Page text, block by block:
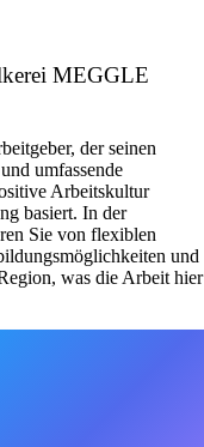
MEGGLE
der seinen
umfassende
Arbeitskultur
basiert. In der
Sie von flexiblen
und
was die Arbeit hier